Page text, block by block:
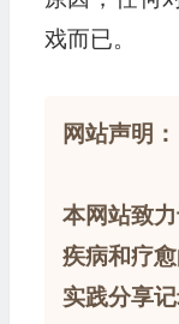
戏而已。
网站声明：
本网站致
疾病和疗
实践分享